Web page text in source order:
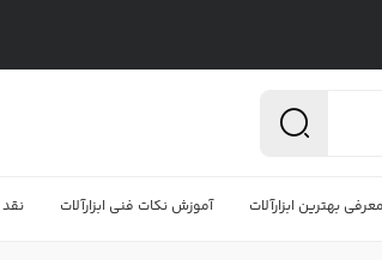
معرفی بهترین ابزارآلات آموزش نکات فنی ابزارآلات نقد